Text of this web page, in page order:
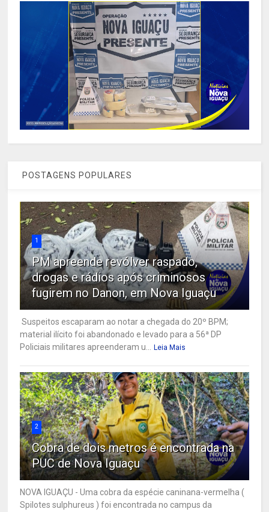
POSTAGENS POPULARES
1
PM apreende revólver raspado,
drogas e rádios após criminosos
fugirem no Danon, em Nova Iguaçu
Suspeitos escaparam ao notar a chegada do 20º BPM;
material ilícito foi abandonado e levado para a 56ª DP
Policiais militares apreenderam u...
Leia Mais
2
Cobra de dois metros é encontrada na
PUC de Nova Iguaçu
NOVA IGUAÇU - Uma cobra da espécie caninana-vermelha (
Spilotes sulphureus ) foi encontrada no campus da